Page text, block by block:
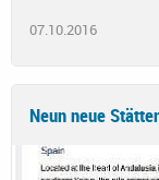
07.10.2016
Neun neue